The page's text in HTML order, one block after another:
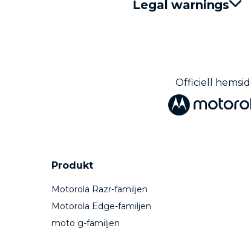
Legal warnings
Officiell
Produkt
Motorola Razr-familjen
Motorola Edge-familjen
moto g-familjen